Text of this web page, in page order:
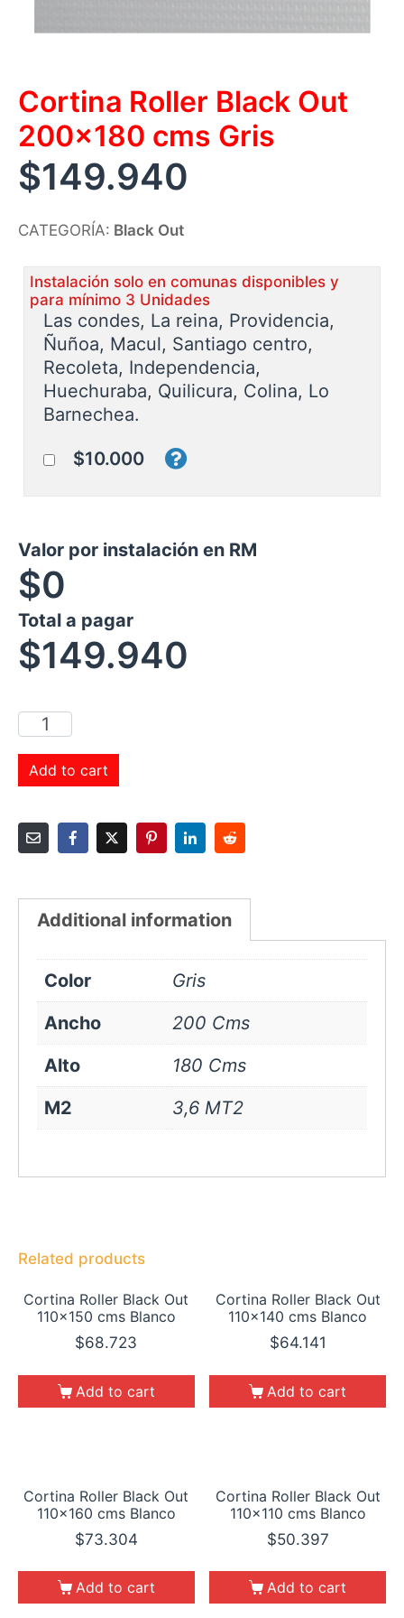
Cortina Roller Black Out
200×180 cms Gris
$149.940
CATEGORÍA: Black Out
Instalación solo en comunas disponibles y
para mínimo 3 Unidades
Las condes, La reina, Providencia,
Ñuñoa, Macul, Santiago centro,
Recoleta, Independencia,
Huechuraba, Quilicura, Colina, Lo
Barnechea.
$10.000
Valor por instalación en RM
$0
Total a pagar
$149.940
Add to cart
Additional information
Color
Gris
Ancho
200 Cms
Alto
180 Cms
M2
3,6 MT2
Related products
Cortina Roller Black Out
110×150 cms Blanco
$68.723
Add to cart
Cortina Roller Black Out
110×140 cms Blanco
$64.141
Add to cart
Cortina Roller Black Out
110×160 cms Blanco
$73.304
Add to cart
Cortina Roller Black Out
110×110 cms Blanco
$50.397
Add to cart